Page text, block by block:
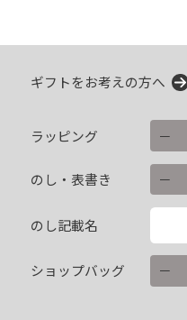
ギフトをお考えの方へ
ラッピング
のし・表書き
のし記載名
ショップバッグ